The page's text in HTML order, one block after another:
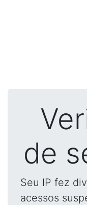
de
Seu IP fez
acessos